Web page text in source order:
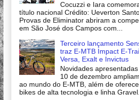
Cocuzzi e Iara
título nacional Crédito: Ueverton
Provas de Eliminator abriram a
em São José dos Campos com...
Terceiro lançamento
traz E-MTB Impact E-
Versa, Exalt e Invictus
Novidades
10 de dezembro
ao mundo do E-MTB, além de
bikes de alta tecnologia e linha